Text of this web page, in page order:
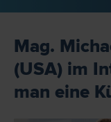
Mag.
(USA) im
man eine